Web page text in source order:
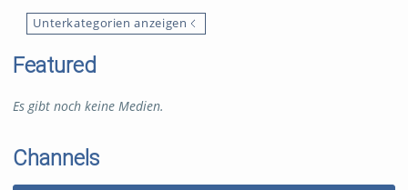
Unterkategorien anzeigen
Featured
Es gibt noch keine Medien.
Channels